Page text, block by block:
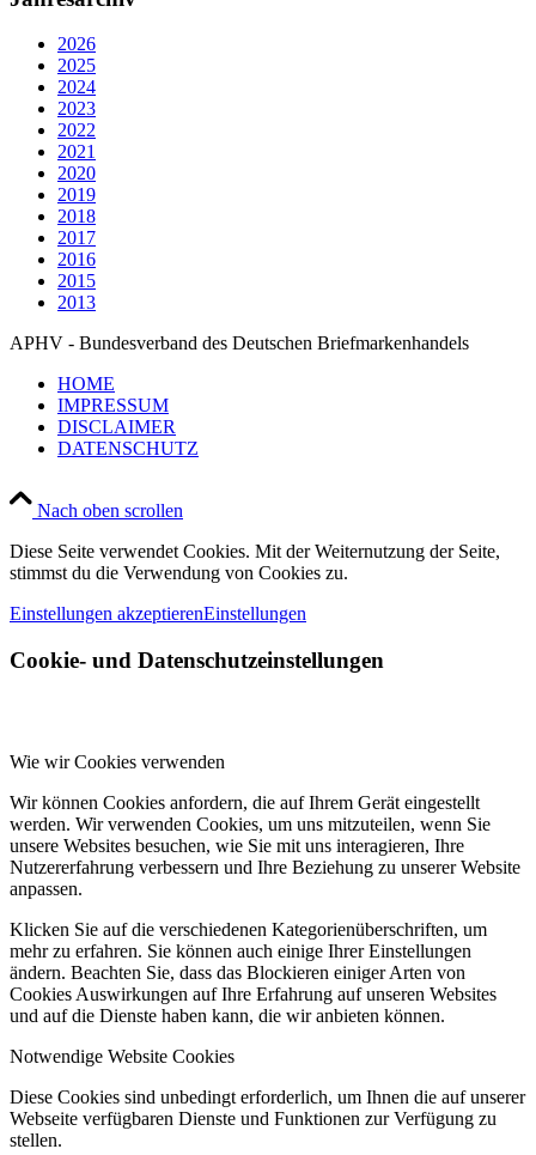
2026
2025
2024
2023
2022
2021
2020
2019
2018
2017
2016
2015
2013
APHV - Bundesverband des Deutschen Briefmarkenhandels
HOME
IMPRESSUM
DISCLAIMER
DATENSCHUTZ
Nach oben scrollen
Diese Seite verwendet Cookies. Mit der Weiternutzung der Seite,
stimmst du die Verwendung von Cookies zu.
Einstellungen akzeptierenEinstellungen
Cookie- und Datenschutzeinstellungen
Wie wir Cookies verwenden
Wir können Cookies anfordern, die auf Ihrem Gerät eingestellt
werden. Wir verwenden Cookies, um uns mitzuteilen, wenn Sie
unsere Websites besuchen, wie Sie mit uns interagieren, Ihre
Nutzererfahrung verbessern und Ihre Beziehung zu unserer Website
anpassen.
Klicken Sie auf die verschiedenen Kategorienüberschriften, um
mehr zu erfahren. Sie können auch einige Ihrer Einstellungen
ändern. Beachten Sie, dass das Blockieren einiger Arten von
Cookies Auswirkungen auf Ihre Erfahrung auf unseren Websites
und auf die Dienste haben kann, die wir anbieten können.
Notwendige Website Cookies
Diese Cookies sind unbedingt erforderlich, um Ihnen die auf unserer
Webseite verfügbaren Dienste und Funktionen zur Verfügung zu
stellen.